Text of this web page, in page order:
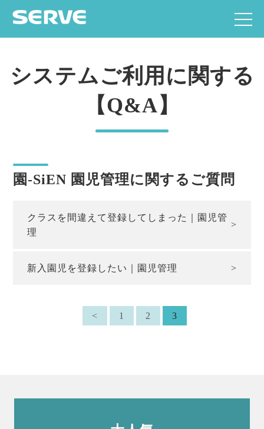
システムご利用に関する
【Q&A】
園-SiEN 園児管理に関するご質問
クラスを間違えて登録してしまった｜園児管
理
新入園児を登録したい｜園児管理
< 1 2 3